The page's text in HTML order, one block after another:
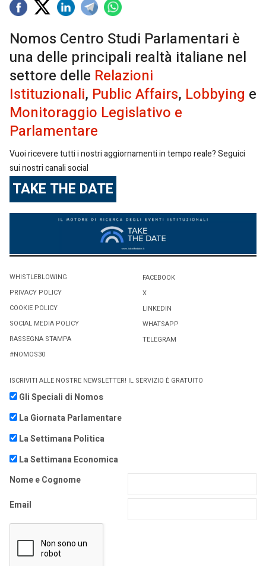
Nomos Centro Studi Parlamentari è
una delle principali realtà italiane nel
settore delle Relazioni
Istituzionali, Public Affairs, Lobbying e
Monitoraggio Legislativo e
Parlamentare
Vuoi ricevere tutti i nostri aggiornamenti in tempo reale? Seguici
sui nostri canali social
TAKE THE DATE
WHISTLEBLOWING
PRIVACY POLICY
COOKIE POLICY
SOCIAL MEDIA POLICY
RASSEGNA STAMPA
#NOMOS30
FACEBOOK
X
LINKEDIN
WHATSAPP
TELEGRAM
ISCRIVITI ALLE NOSTRE NEWSLETTER! IL SERVIZIO È GRATUITO
Gli Speciali di Nomos
La Giornata Parlamentare
La Settimana Politica
La Settimana Economica
Nome e Cognome
Email